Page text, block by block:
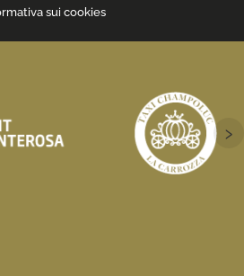
sui cookies
›